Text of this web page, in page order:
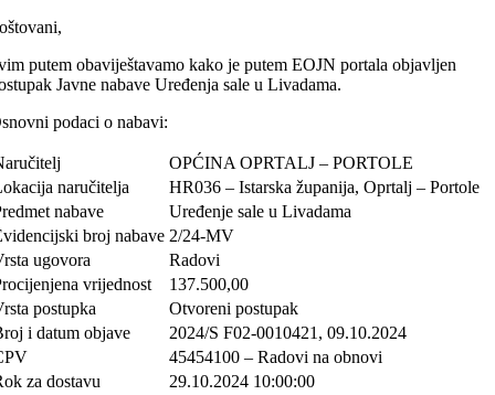
putem obaviještavamo kako je putem EOJN portala objavljen
Javne nabave Uređenja sale u Livadama.
podaci o nabavi:
OPĆINA OPRTALJ – PORTOLE
naručitelja
HR036 – Istarska županija, Oprtalj – Portole
nabave
Uređenje sale u Livadama
broj nabave 2/24-MV
ugovora
Radovi
vrijednost
137.500,00
postupka
Otvoreni postupak
i datum objave
2024/S F02-0010421, 09.10.2024
45454100 – Radovi na obnovi
za dostavu
29.10.2024 10:00:00